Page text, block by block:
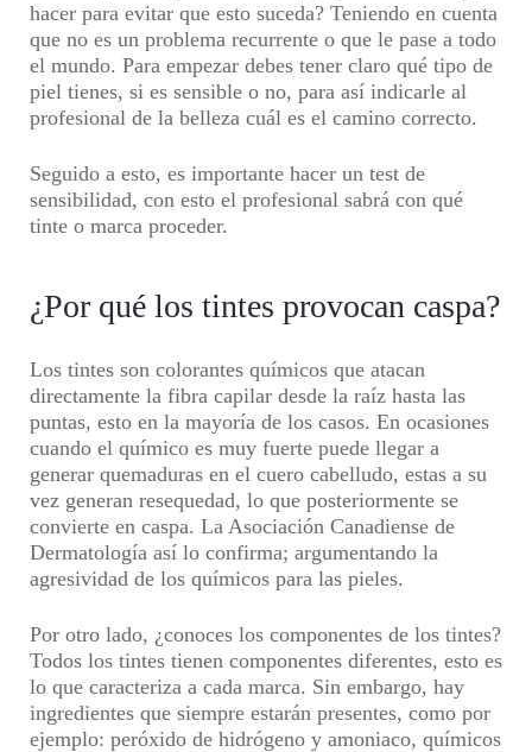
hacer para evitar que esto suceda? Teniendo en cuenta
que no es un problema recurrente o que le pase a todo
el mundo. Para empezar debes tener claro qué tipo de
piel tienes, si es sensible o no, para así indicarle al
profesional de la belleza cuál es el camino correcto.
Seguido a esto, es importante hacer un test de
sensibilidad, con esto el profesional sabrá con qué
tinte o marca proceder.
¿Por qué los tintes provocan caspa?
Los tintes son colorantes químicos que atacan
directamente la fibra capilar desde la raíz hasta las
puntas, esto en la mayoría de los casos. En ocasiones
cuando el químico es muy fuerte puede llegar a
generar quemaduras en el cuero cabelludo, estas a su
vez generan resequedad, lo que posteriormente se
convierte en caspa. La Asociación Canadiense de
Dermatología así lo confirma; argumentando la
agresividad de los químicos para las pieles.
Por otro lado, ¿conoces los componentes de los tintes?
Todos los tintes tienen componentes diferentes, esto es
lo que caracteriza a cada marca. Sin embargo, hay
ingredientes que siempre estarán presentes, como por
ejemplo: peróxido de hidrógeno y amoniaco, químicos